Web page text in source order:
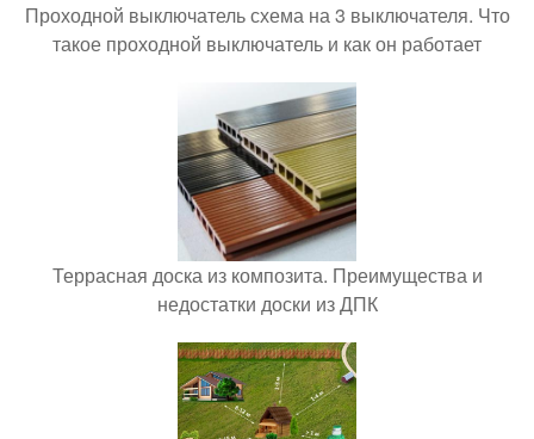
Проходной выключатель схема на 3 выключателя. Что
такое проходной выключатель и как он работает
Террасная доска из композита. Преимущества и
недостатки доски из ДПК